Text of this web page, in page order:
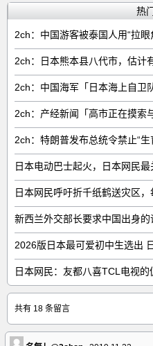
热
2ch：中国游客被泰国人用“拉眼
2ch：日本熊本县八代市，估计
2ch：中国海军「日本海上自卫
日本电动巴士起火，日本网民
日本网民呼吁折千纸鹤送灾区
日本网民：友都八喜TCL电视的
共有 18 条留言